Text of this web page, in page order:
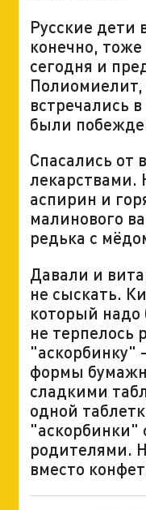
Русские дети
конечно,
сегодня и
Полиомиелит,
встречались
были
Спасались от
аспирин и
малинового
редька с
Давали и
не сыскать.
который надо
не терпелось
"аскорбинку"
формы
сладкими
одной
"аскорбинки"
родителями.
вместо